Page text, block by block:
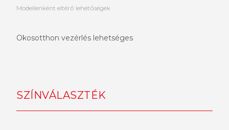
Modellenként eltérő lehetőségek
Okosotthon vezérlés lehetséges
SZÍNVÁLASZTÉK